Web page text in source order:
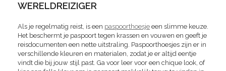
WERELDREIZIGER
Als je regelmatig reist, is een paspoorthoesje een slimme keuze.
Het beschermt je paspoort tegen krassen en vouwen en geeft je
reisdocumenten een nette uitstraling. Paspoorthoesjes zijn er in
verschillende kleuren en materialen, zodat je er altijd eentje
vindt die bij jouw stijl past. Ga voor leer voor een chique look, of